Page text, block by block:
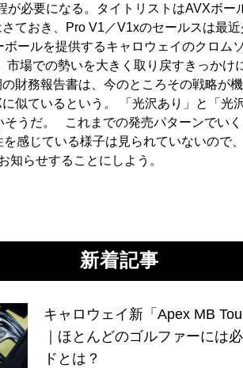
が必要になる。タイトリストはAVXボー
ておき、Pro V1／V1xのセールスは最近
ールを提供するキャロウェイのクロム
場での勢いを大きく取り戻すきっかけ
財務報告書は、今のところその戦略が
似ているという。 「光沢あり」と「光
うだ。 これまでの発売パターンでい
感じている様子は見られていないので
らせすることにしよう。
新着記事
キャロウェイ新「Apex MB
｜ほとんどのゴルファーには
ドとは？